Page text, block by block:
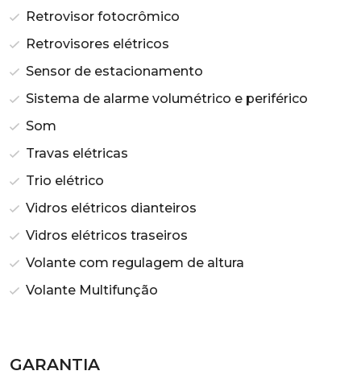
Retrovisor fotocrômico
Retrovisores elétricos
Sensor de estacionamento
Sistema de alarme volumétrico e periférico
Som
Travas elétricas
Trio elétrico
Vidros elétricos dianteiros
Vidros elétricos traseiros
Volante com regulagem de altura
Volante Multifunção
GARANTIA